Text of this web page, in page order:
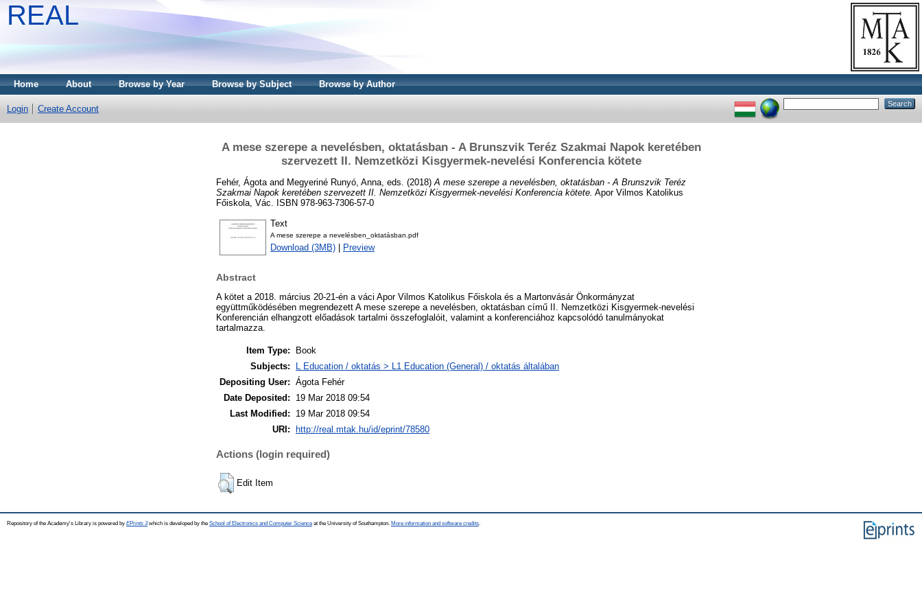
REAL
Home About Browse by Year Browse by Subject Browse by Author
Login Create Account
A mese szerepe a nevelésben, oktatásban - A Brunszvik Teréz Szakmai Napok keretében
szervezett II. Nemzetközi Kisgyermek-nevelési Konferencia kötete
Fehér, Ágota and Megyeriné Runyó, Anna , eds. (2018) A mese szerepe a nevelésben, oktatásban - A Brunszvik Teréz
Szakmai Napok keretében szervezett II. Nemzetközi Kisgyermek-nevelési Konferencia kötete. Apor Vilmos Katolikus
Főiskola, Vác. ISBN 978-963-7306-57-0
Text
A mese szerepe a nevelésben_oktatásban.pdf
Download (3MB) Preview
Abstract
A kötet a 2018. március 20-21-én a váci Apor Vilmos Katolikus Főiskola és a Martonvásár Önkormányzat
együttműködésében megrendezett A mese szerepe a nevelésben, oktatásban című II. Nemzetközi Kisgyermek-nevelési
Konferencián elhangzott előadások tartalmi összefoglalóit, valamint a konferenciához kapcsolódó tanulmányokat
tartalmazza.
Item Type:
Book
Subjects:
L Education / oktatás > L1 Education (General) / oktatás általában
Depositing User: Ágota Fehér
Date Deposited:
19 Mar 2018 09:54
Last Modified:
19 Mar 2018 09:54
URI: http://real.mtak.hu/id/eprint/78580
Actions (login required)
Edit Item
Repository of the Academy's Library is powered by EPrints 3which is developed by the School of Electronics and Computer Science at the University of Southampton. More information and software credits